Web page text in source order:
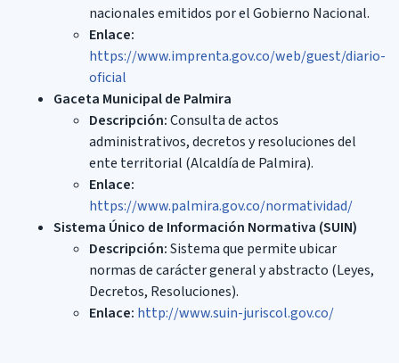
nacionales emitidos por el Gobierno Nacional.
Enlace:
https://www.imprenta.gov.co/web/guest/diario-
oficial
Gaceta Municipal de Palmira
Descripción:Consulta de actos
administrativos, decretos y resoluciones del
ente territorial (Alcaldía de Palmira).
Enlace:
https://www.palmira.gov.co/normatividad/
Sistema Único de Información Normativa (SUIN)
Descripción:Sistema que permite ubicar
normas de carácter general y abstracto (Leyes,
Decretos, Resoluciones).
Enlace: http://www.suin-juriscol.gov.co/